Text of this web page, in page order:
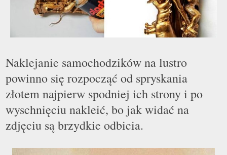
Naklejanie samochodzików na lustro
powinno się rozpocząć od spryskania
złotem najpierw spodniej ich strony i po
wyschnięciu nakleić, bo jak widać na
zdjęciu są brzydkie odbicia.